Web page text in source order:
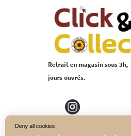
Retrait en magasin sous 3h,
jours ouvrés.
Deny all cookies